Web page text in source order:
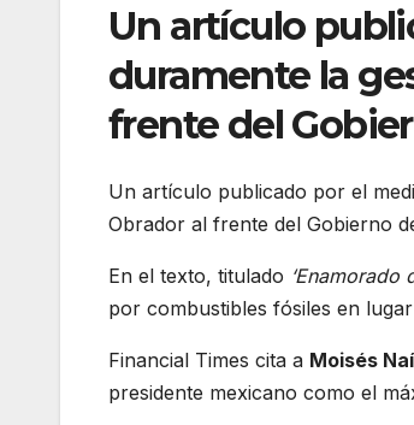
Un artículo
duramente la
frente del
Un artículo publicado por el
Obrador al frente del Gobierno
En el texto, titulado ‘Enamorado
por combustibles fósiles en
Financial Times cita a Moisés
presidente mexicano como el